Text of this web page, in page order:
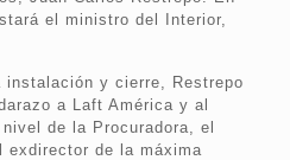
el ministro del Interior,
instalación y cierre, Restrepo
a Laft América y al
de la Procuradora, el
exdirector de la máxima